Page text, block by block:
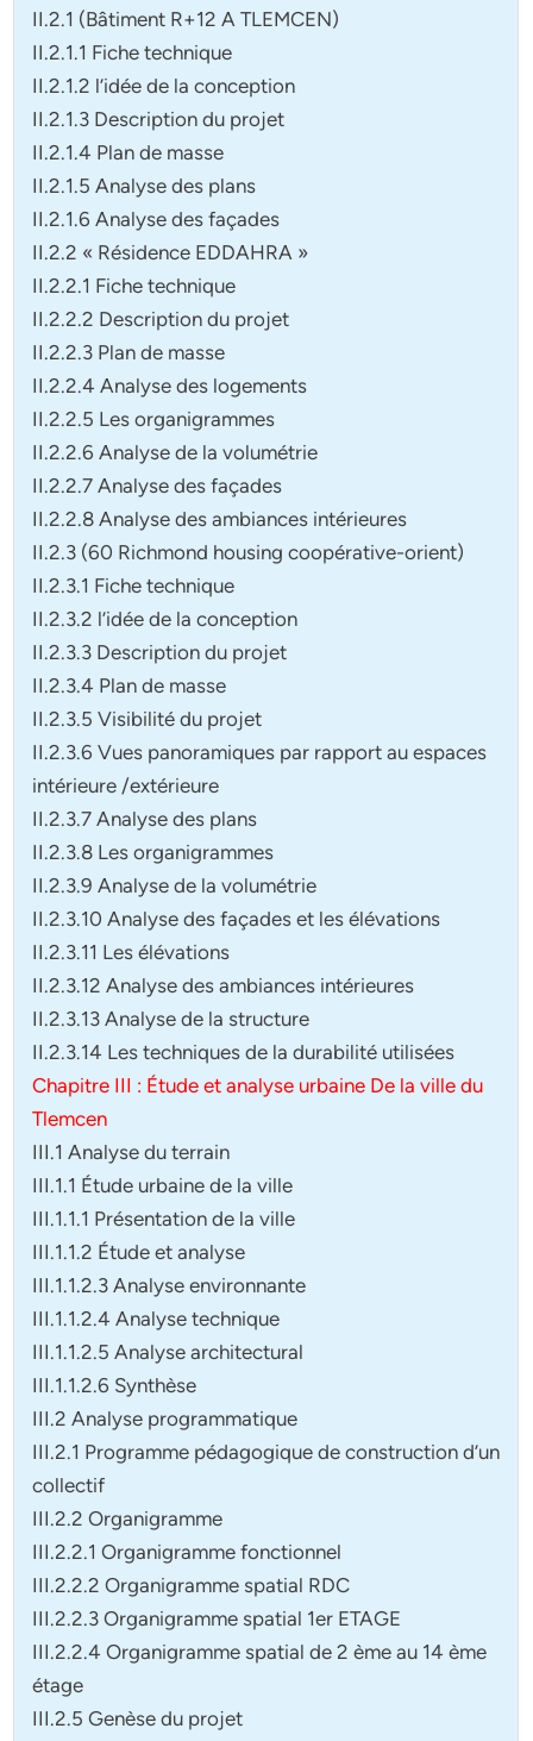
II.2.1 (Bâtiment R+12 A TLEMCEN)
II.2.1.1 Fiche technique
II.2.1.2 l’idée de la conception
II.2.1.3 Description du projet
II.2.1.4 Plan de masse
II.2.1.5 Analyse des plans
II.2.1.6 Analyse des façades
II.2.2 « Résidence EDDAHRA »
II.2.2.1 Fiche technique
II.2.2.2 Description du projet
II.2.2.3 Plan de masse
II.2.2.4 Analyse des logements
II.2.2.5 Les organigrammes
II.2.2.6 Analyse de la volumétrie
II.2.2.7 Analyse des façades
II.2.2.8 Analyse des ambiances intérieures
II.2.3 (60 Richmond housing coopérative-orient)
II.2.3.1 Fiche technique
II.2.3.2 l’idée de la conception
II.2.3.3 Description du projet
II.2.3.4 Plan de masse
II.2.3.5 Visibilité du projet
II.2.3.6 Vues panoramiques par rapport au espaces
intérieure /extérieure
II.2.3.7 Analyse des plans
II.2.3.8 Les organigrammes
II.2.3.9 Analyse de la volumétrie
II.2.3.10 Analyse des façades et les élévations
II.2.3.11 Les élévations
II.2.3.12 Analyse des ambiances intérieures
II.2.3.13 Analyse de la structure
II.2.3.14 Les techniques de la durabilité utilisées
Chapitre III : Étude et analyse urbaine De la ville du
Tlemcen
III.1 Analyse du terrain
III.1.1 Étude urbaine de la ville
III.1.1.1 Présentation de la ville
III.1.1.2 Étude et analyse
III.1.1.2.3 Analyse environnante
III.1.1.2.4 Analyse technique
III.1.1.2.5 Analyse architectural
III.1.1.2.6 Synthèse
III.2 Analyse programmatique
III.2.1 Programme pédagogique de construction d’un
collectif
III.2.2 Organigramme
III.2.2.1 Organigramme fonctionnel
III.2.2.2 Organigramme spatial RDC
III.2.2.3 Organigramme spatial 1er ETAGE
III.2.2.4 Organigramme spatial de 2 ème au 14 ème
étage
III.2.5 Genèse du projet